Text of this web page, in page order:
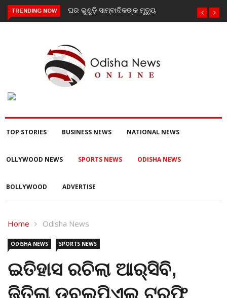
TRENDING NOW
ସାମ୍ବାଦିକଙ୍କ ମୃତ୍ୟୁଗଜପତି : ନିୟତି ମାନସିକ
ଅନଗ୍ରସର ବିଦ୍ୟାଳୟରେ ବନ-
TOP STORIES BUSINESS NEWS NATIONAL NEWS
OLLYWOOD NEWS SPORTS NEWS ODISHA NEWS
BOLLYWOOD ADVERTISE
Home Odisha News
ODISHA NEWS SPORTS NEWS
ଇତିହାସ ରଚିଲା ଆର୍‌ସିବି,
ଜିତିଲା ଡବ୍ଲୁପିଏଲ୍ ଟ୍ରଫି